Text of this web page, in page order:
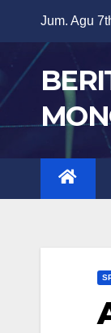
content
Jum. Agu